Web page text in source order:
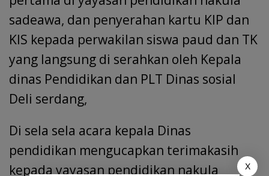
sadeawa, dan penyerahan kartu KIP dan
KIS kepada perwakilan siswa paud dan TK
yang langsung di serahkan oleh Kepala
dinas Pendidikan dan PLT Dinas sosial
Deli serdang,
Di sela sela acara kepala Dinas
pendidikan mengucapkan terimakasih
kepada yayasan pendidikan nakula
X